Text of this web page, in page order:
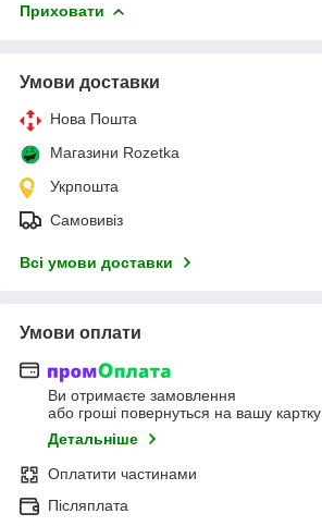
Приховати
Умови доставки
Нова Пошта
Магазини Rozetka
Укрпошта
Самовивіз
Всі умови доставки
Умови оплати
Ви отримаєте замовлення
або гроші повернуться на вашу картку
Детальніше
Оплатити частинами
Післяплата